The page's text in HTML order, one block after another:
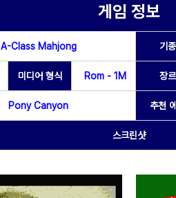
게임 정보
A-Class Mahjong 기종
미디어 형식 Rom - 1M 장르
Pony Canyon 추천
스크린샷